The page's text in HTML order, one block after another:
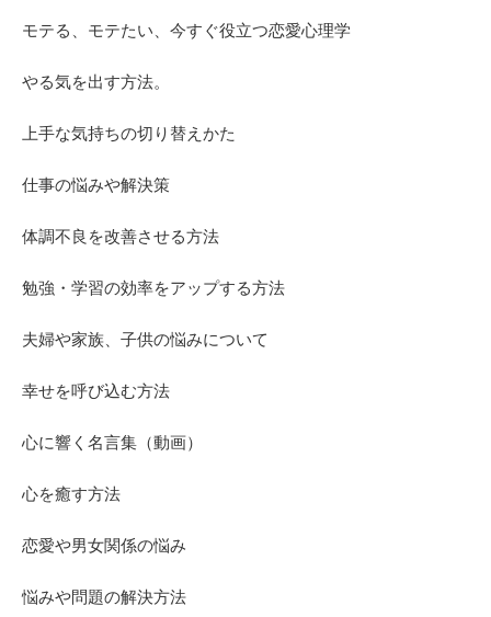
モテる、モテたい、今すぐ役立つ恋愛心理学
やる気を出す方法。
上手な気持ちの切り替えかた
仕事の悩みや解決策
体調不良を改善させる方法
勉強・学習の効率をアップする方法
夫婦や家族、子供の悩みについて
幸せを呼び込む方法
心に響く名言集（動画）
心を癒す方法
恋愛や男女関係の悩み
悩みや問題の解決方法